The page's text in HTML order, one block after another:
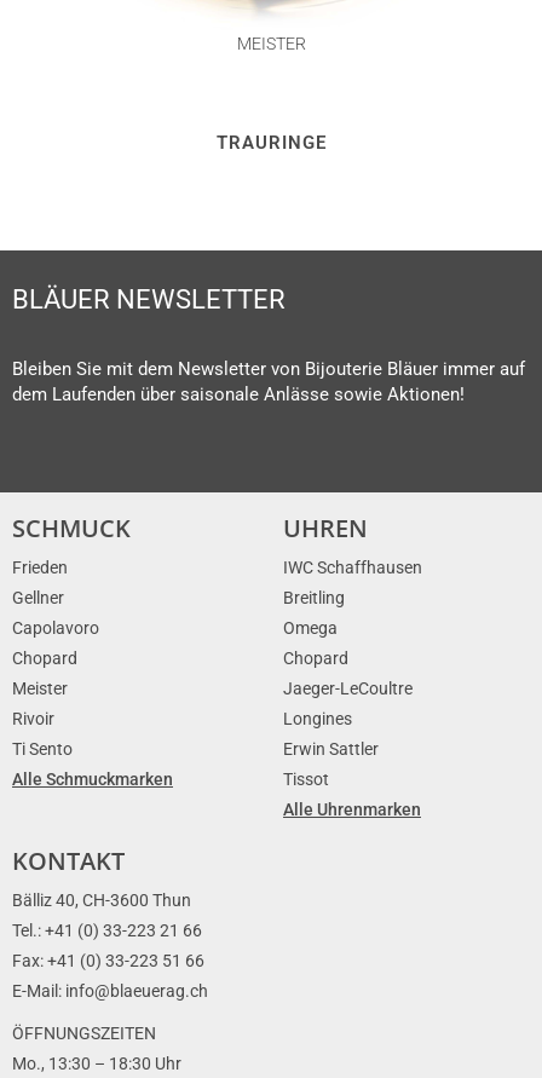
MEISTER
TRAURINGE
BLÄUER NEWSLETTER
Bleiben Sie mit dem Newsletter von Bijouterie Bläuer immer auf
dem Laufenden über saisonale Anlässe sowie Aktionen!
SCHMUCK
Frieden
Gellner
Capolavoro
Chopard
Meister
Rivoir
Ti Sento
Alle Schmuckmarken
UHREN
IWC Schaffhausen
Breitling
Omega
Chopard
Jaeger-LeCoultre
Longines
Erwin Sattler
Tissot
Alle Uhrenmarken
KONTAKT
Bälliz 40, CH-3600 Thun
Tel.: +41 (0) 33-223 21 66
Fax: +41 (0) 33-223 51 66
E-Mail: info@blaeuerag.ch
ÖFFNUNGSZEITEN
Mo., 13:30 – 18:30 Uhr